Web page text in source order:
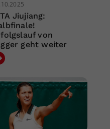
Jiujiang:
von
geht weiter